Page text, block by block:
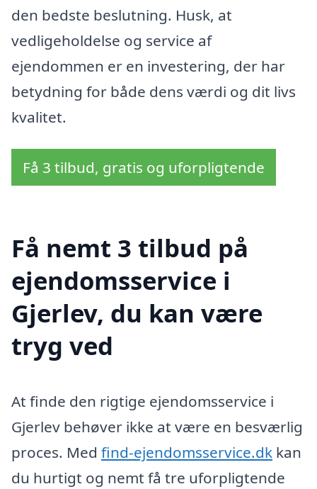
den bedste beslutning. Husk, at
vedligeholdelse og service af
ejendommen er en investering, der har
betydning for både dens værdi og dit livs
kvalitet.
Få 3 tilbud, gratis og uforpligtende
Få nemt 3 tilbud på
ejendomsservice i
Gjerlev, du kan være
tryg ved
At finde den rigtige ejendomsservice i
Gjerlev behøver ikke at være en besværlig
proces. Med find-ejendomsservice.dk kan
du hurtigt og nemt få tre uforpligtende